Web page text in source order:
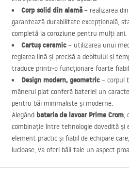
Corp solid din alamă – realizarea
garantează durabilitate excepțională,
completă la coroziune pentru mulți ani.
Cartuș ceramic – utilizarea unui
reglarea lină și precisă a debitului și
traduce printr-o funcționare foarte
Design modern, geometric – corpul
mânerul plat conferă bateriei un
pentru băi minimaliste și moderne.
Alegând bateria de lavoar Prime Crom,
combinație între tehnologie dovedită și
element practic și fiabil de echipare
lucioase, va oferi băii tale un aspect